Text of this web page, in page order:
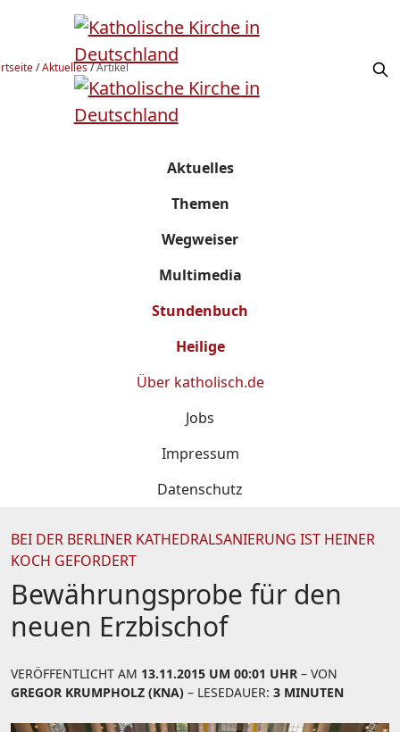
/Aktuelles/Artikel
Aktuelles
Themen
Wegweiser
Multimedia
Stundenbuch
Heilige
Über katholisch.de
Jobs
Impressum
Datenschutz
BEI DER BERLINER KATHEDRALSANIERUNG IST HEINER
KOCH GEFORDERT
Bewährungsprobe für den
neuen Erzbischof
VERÖFFENTLICHT AM 13.11.2015 UM 00:01 UHR – VON
GREGOR KRUMPHOLZ (KNA) – LESEDAUER: 3 MINUTEN